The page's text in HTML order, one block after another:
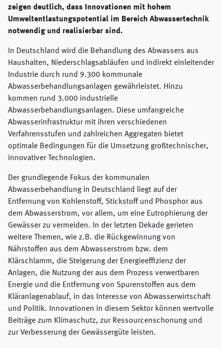
zeigen deutlich, dass Innovationen mit hohem
Umweltentlastungspotential im Bereich Abwassertechnik
notwendig und realisierbar sind.
In Deutschland wird die Behandlung des Abwassers aus
Haushalten, Niederschlagsabläufen und indirekt einleitender
Industrie durch rund 9.300 kommunale
Abwasserbehandlungsanlagen gewährleistet. Hinzu
kommen rund 3.000 industrielle
Abwasserbehandlungsanlagen. Diese umfangreiche
Abwasserinfrastruktur mit ihren verschiedenen
Verfahrensstufen und zahlreichen Aggregaten bietet
optimale Bedingungen für die Umsetzung großtechnischer,
innovativer Technologien.
Der grundlegende Fokus der kommunalen
Abwasserbehandlung in Deutschland liegt auf der
Entfernung von Kohlenstoff, Stickstoff und Phosphor aus
dem Abwasserstrom, vor allem, um eine Eutrophierung der
Gewässer zu vermeiden. In der letzten Dekade gerieten
weitere Themen, wie z.B. die Rückgewinnung von
Nährstoffen aus dem Abwasserstrom bzw. dem
Klärschlamm, die Steigerung der Energieeffizienz der
Anlagen, die Nutzung der aus dem Prozess verwertbaren
Energie und die Entfernung von Spurenstoffen aus dem
Kläranlagenablauf, in das Interesse von Abwasserwirtschaft
und Politik. Innovationen in diesem Sektor können wertvolle
Beiträge zum Klimaschutz, zur Ressourcenschonung und
zur Verbesserung der Gewässergüte leisten.